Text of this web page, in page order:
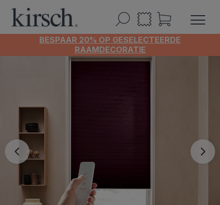
BESPAAR 20% OP GESELECTEERDE
RAAMDECORATIE